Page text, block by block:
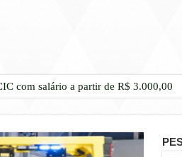
com salário a partir de R$ 3.000,00